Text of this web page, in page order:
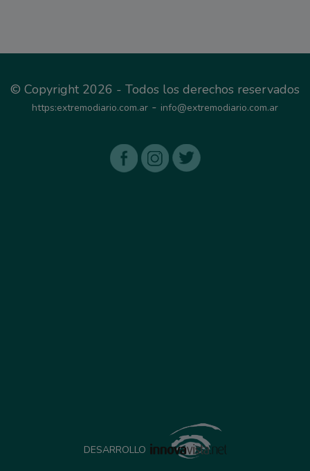
© Copyright 2026 - Todos los derechos reservados
https:extremodiario.com.ar - info@extremodiario.com.ar
DESARROLLO